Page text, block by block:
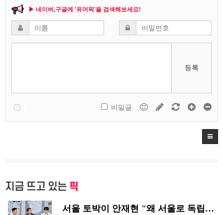
▶ 네이버,구글에 '유머픽'을 검색해보세요!
등록
비밀글
지금 뜨고 있는 픽
서울 토박이 안재현 "왜 서울로 독립해?"